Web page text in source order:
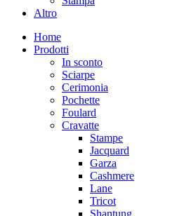
Altro
Home
Prodotti
In sconto
Sciarpe
Cerimonia
Pochette
Foulard
Cravatte
Stampe
Jacquard
Garza
Cashmere
Lane
Tricot
Shantung